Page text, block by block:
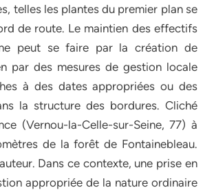
telles les plantes du premier plan se
de route. Le maintien des effectifs
peut se faire par la création de
par des mesures de gestion locale
à des dates appropriées ou des
la structure des bordures. Cliché
(Vernou-la-Celle-sur-Seine, 77) à
de la forêt de Fontainebleau.
Dans ce contexte, une prise en
appropriée de la nature ordinaire